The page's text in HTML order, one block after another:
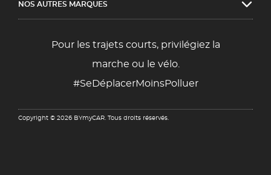
NOS AUTRES MARQUES
Pour les trajets courts, privilégiez la
marche ou le vélo.
#SeDéplacerMoinsPolluer
Copyright © 2026 BYmyCAR. Tous droits réservés.